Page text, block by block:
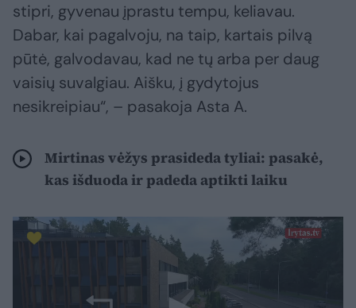
stipri, gyvenau įprastu tempu, keliavau.
Dabar, kai pagalvoju, na taip, kartais pilvą
pūtė, galvodavau, kad ne tų arba per daug
vaisių suvalgiau. Aišku, į gydytojus
nesikreipiau“, – pasakoja Asta A.
Mirtinas vėžys prasideda tyliai: pasakė,
kas išduoda ir padeda aptikti laiku